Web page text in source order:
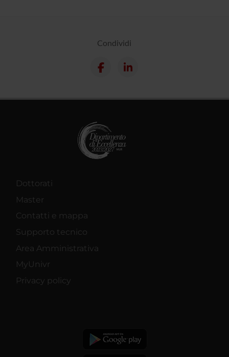
Condividi
Dottorati
Master
Contatti e mappa
Supporto tecnico
Area Amministrativa
MyUnivr
Privacy policy